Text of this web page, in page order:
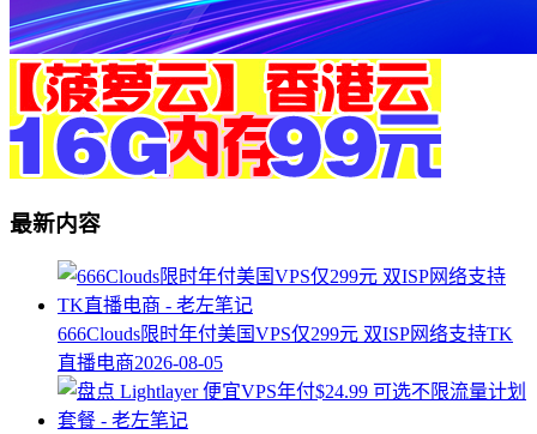
最新内容
666Clouds限时年付美国VPS仅299元 双ISP网络支持TK
直播电商2026-08-05